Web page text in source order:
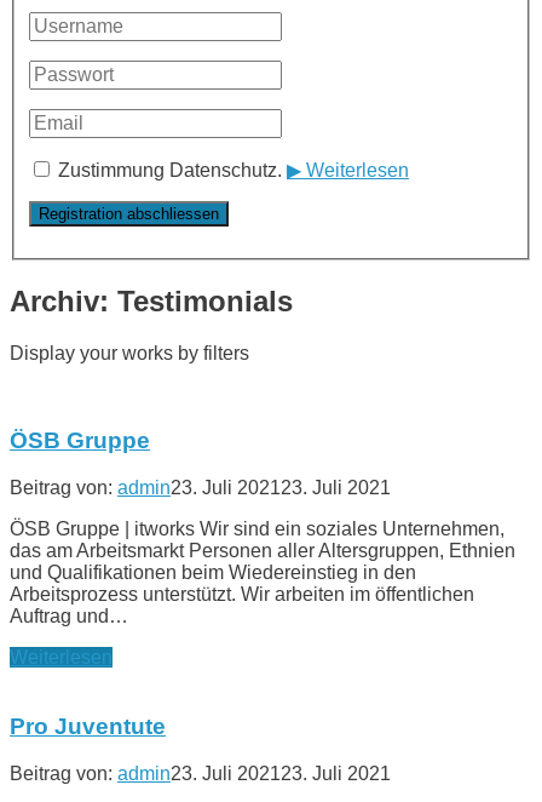
Zustimmung Datenschutz. ▶ Weiterlesen
Archiv: Testimonials
Display your works by filters
ÖSB Gruppe
Beitrag von: admin23. Juli 202123. Juli 2021
ÖSB Gruppe | itworks Wir sind ein soziales Unternehmen,
das am Arbeitsmarkt Personen aller Altersgruppen, Ethnien
und Qualifikationen beim Wiedereinstieg in den
Arbeitsprozess unterstützt. Wir arbeiten im öffentlichen
Auftrag und…
Weiterlesen
Pro Juventute
Beitrag von: admin23. Juli 202123. Juli 2021